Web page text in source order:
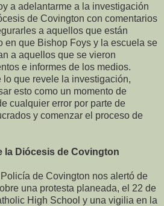
a adelantarme a la investigación
de Covington con comentarios
a aquellos que están
en que Bishop Foys y la escuela se
a aquellos que se vieron
e informes de los medios.
lo que revele la investigación,
esto como un momento de
cualquier error por parte de
y comenzar el proceso de
la Diócesis de Covington
de Covington nos alertó de
una protesta planeada, el 22 de
High School y una vigilia en la